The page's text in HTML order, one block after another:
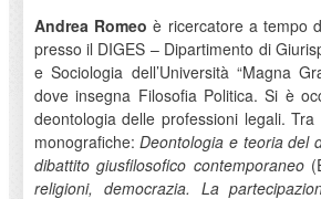
Andrea Romeo è ricercatore a tempo
presso il DIGES – Dipartimento di
e Sociologia dell’Università “Magna
dove insegna Filosofia Politica. Si è
deontologia delle professioni legali.
monografiche:Deontologia e teoria del
dibattito giusfilosofico contemporaneo
religioni, democrazia. La